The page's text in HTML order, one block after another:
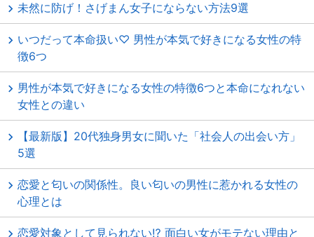
未然に防げ！さげまん女子にならない方法9選
いつだって本命扱い♡ 男性が本気で好きになる女性の特
徴6つ
男性が本気で好きになる女性の特徴6つと本命になれない
女性との違い
【最新版】20代独身男女に聞いた「社会人の出会い方」
5選
恋愛と匂いの関係性。良い匂いの男性に惹かれる女性の
心理とは
恋愛対象として見られない⁉ 面白い女がモテない理由と